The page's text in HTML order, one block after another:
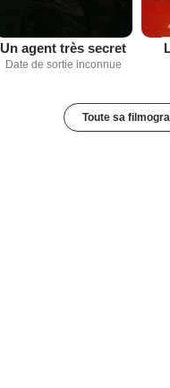
Un agent très secret
Date de sortie inconnue
Toute sa